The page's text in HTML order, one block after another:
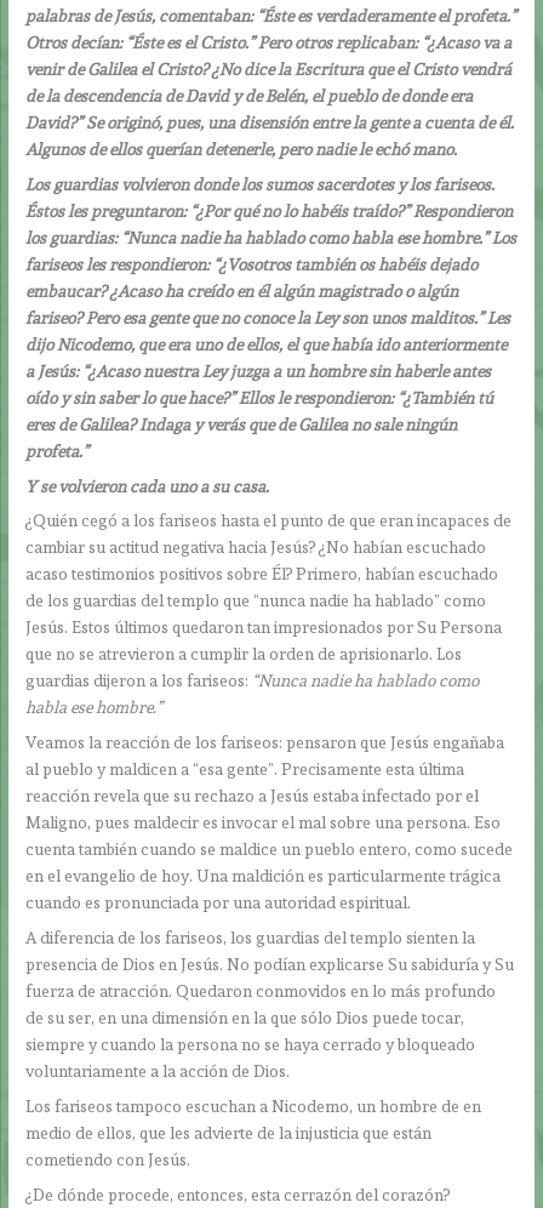
palabras de Jesús, comentaban: “Éste es verdaderamente el profeta.”
Otros decían: “Éste es el Cristo.” Pero otros replicaban: “¿Acaso va a
venir de Galilea el Cristo? ¿No dice la Escritura que el Cristo vendrá
de la descendencia de David y de Belén, el pueblo de donde era
David?” Se originó, pues, una disensión entre la gente a cuenta de él.
Algunos de ellos querían detenerle, pero nadie le echó mano.
Los guardias volvieron donde los sumos sacerdotes y los fariseos.
Éstos les preguntaron: “¿Por qué no lo habéis traído?” Respondieron
los guardias: “Nunca nadie ha hablado como habla ese hombre.” Los
fariseos les respondieron: “¿Vosotros también os habéis dejado
embaucar? ¿Acaso ha creído en él algún magistrado o algún
fariseo? Pero esa gente que no conoce la Ley son unos malditos.” Les
dijo Nicodemo, que era uno de ellos, el que había ido anteriormente
a Jesús: “¿Acaso nuestra Ley juzga a un hombre sin haberle antes
oído y sin saber lo que hace?” Ellos le respondieron: “¿También tú
eres de Galilea? Indaga y verás que de Galilea no sale ningún
profeta.”
Y se volvieron cada uno a su casa.
¿Quién cegó a los fariseos hasta el punto de que eran incapaces de
cambiar su actitud negativa hacia Jesús? ¿No habían escuchado
acaso testimonios positivos sobre Él? Primero, habían escuchado
de los guardias del templo que “nunca nadie ha hablado” como
Jesús. Estos últimos quedaron tan impresionados por Su Persona
que no se atrevieron a cumplir la orden de aprisionarlo. Los
guardias dijeron a los fariseos: “Nunca nadie ha hablado como
habla ese hombre.”
Veamos la reacción de los fariseos: pensaron que Jesús engañaba
al pueblo y maldicen a “esa gente”. Precisamente esta última
reacción revela que su rechazo a Jesús estaba infectado por el
Maligno, pues maldecir es invocar el mal sobre una persona. Eso
cuenta también cuando se maldice un pueblo entero, como sucede
en el evangelio de hoy. Una maldición es particularmente trágica
cuando es pronunciada por una autoridad espiritual.
A diferencia de los fariseos, los guardias del templo sienten la
presencia de Dios en Jesús. No podían explicarse Su sabiduría y Su
fuerza de atracción. Quedaron conmovidos en lo más profundo
de su ser, en una dimensión en la que sólo Dios puede tocar,
siempre y cuando la persona no se haya cerrado y bloqueado
voluntariamente a la acción de Dios.
Los fariseos tampoco escuchan a Nicodemo, un hombre de en
medio de ellos, que les advierte de la injusticia que están
cometiendo con Jesús.
¿De dónde procede, entonces, esta cerrazón del corazón?